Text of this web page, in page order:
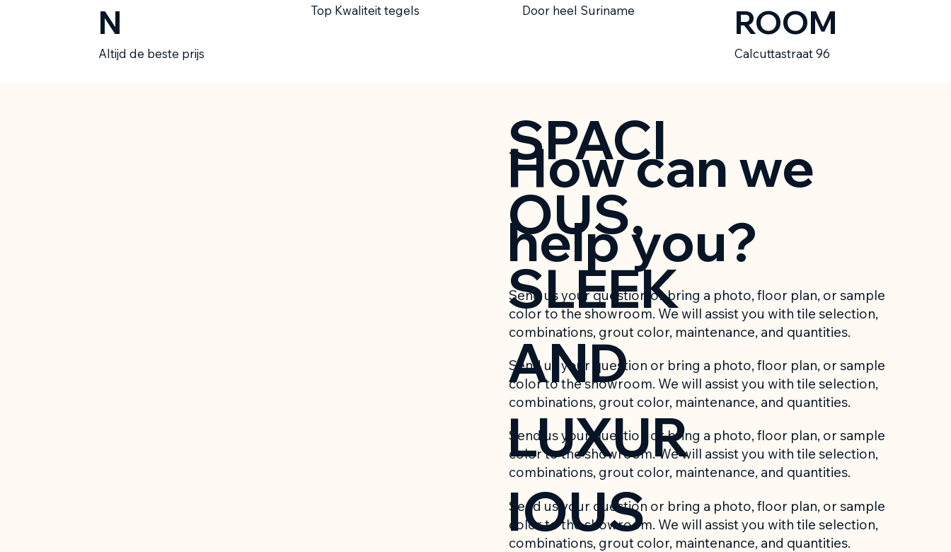
N
Altijd de beste prijs
Top Kwaliteit tegels Door heel Suriname
ROOM
Calcuttastraat 96
SPACI
OUS,
SLEEK
AND
LUXUR
IOUS
How can we
help you?
Send us your question or bring a photo, floor plan, or sample
color to the showroom. We will assist you with tile selection,
combinations, grout color, maintenance, and quantities.
Send us your question or bring a photo, floor plan, or sample
color to the showroom. We will assist you with tile selection,
combinations, grout color, maintenance, and quantities.
Send us your question or bring a photo, floor plan, or sample
color to the showroom. We will assist you with tile selection,
combinations, grout color, maintenance, and quantities.
Send us your question or bring a photo, floor plan, or sample
color to the showroom. We will assist you with tile selection,
combinations, grout color, maintenance, and quantities.